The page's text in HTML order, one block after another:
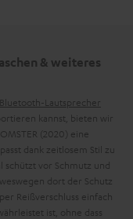
& weiteres
Bluetooth-Lautsprecher
kannst, bieten wir
(2020) eine
dank zeitlosem Stil zu
vor Schmutz und
dort der Schutz
Reißverschluss einfach
ist, ohne dass